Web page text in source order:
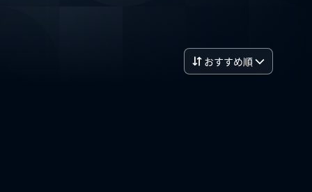
おすすめ順